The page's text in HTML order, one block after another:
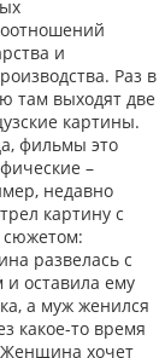
и
Раз в
там выходят две
картины.
фильмы это
–
недавно
картину с
сюжетом:
развелась с
и оставила ему
а муж женился
какое-то время
хочет